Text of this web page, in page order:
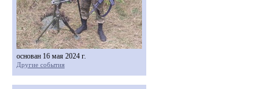
основан 16 мая 2024 г.
Другие события